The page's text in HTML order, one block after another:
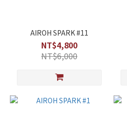
AIROH SPARK #11
NT$4,800
NT$6,000